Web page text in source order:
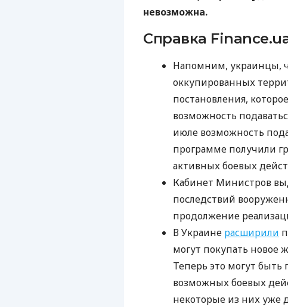
невозможна.
Справка
Напомним, украинцы,
оккупированных
постановления,
возможность
июле возможность
программе получили
активных боевых
Кабинет Министров
последствий
продолжение
В Украине расширили
могут покупать
Теперь это могут
возможных боевых
некоторые из них уже